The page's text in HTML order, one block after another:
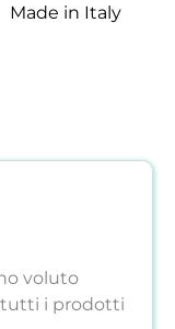
Made in Italy
voluto
tutti i prodotti